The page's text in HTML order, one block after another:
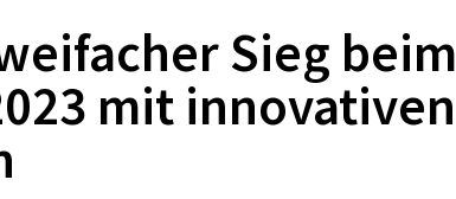
Sieg beim
mit innovativen